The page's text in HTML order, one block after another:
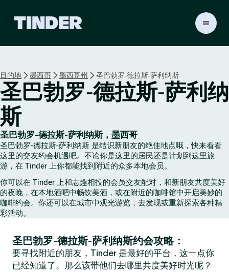
r
页
目的地 墨西哥 墨西哥州 圣巴勃罗-德拉斯-萨利纳斯
圣巴勃罗-德拉斯-萨利纳
斯
圣巴勃罗-德拉斯-萨利纳斯，墨西哥
圣巴勃罗-德拉斯-萨利纳斯 是结识新朋友的绝佳地点哦，快来看看
这里的交友约会机遇吧。不论你是这里的居民还是计划到这里旅
游，在 Tinder 上你都能找到附近的众多本地会员。
你可以在 Tinder 上和志趣相投的会员交友配对，和新朋友共度美好
的夜晚，在本地酒吧中畅饮美酒，或在附近的咖啡馆中开启美妙的
咖啡约会。你还可以在城市中观光游览，去发现或重新探索各种精
彩活动。
圣巴勃罗-德拉斯-萨利纳斯约会攻略：
要寻找附近的朋友，Tinder 是最好的平台，这一点你
已经知道了。那么该带他们去哪里共度美好时光呢？